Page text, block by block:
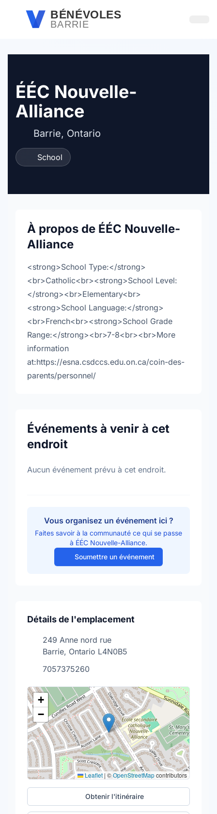
Passer au contenu principal
BÉNÉVOLES
BARRIE
ÉÉC Nouvelle-
Alliance
Barrie, Ontario
School
À propos de ÉÉC Nouvelle-
Alliance
<strong>School Type:</strong>
<br>Catholic<br><strong>School Level:
</strong><br>Elementary<br>
<strong>School Language:</strong>
<br>French<br><strong>School Grade
Range:</strong><br>7-8<br><br>More
information
at:https://esna.csdccs.edu.on.ca/coin-des-
parents/personnel/
Événements à venir à cet
endroit
Aucun événement prévu à cet endroit.
Vous organisez un événement ici ?
Faites savoir à la communauté ce qui se passe
à ÉÉC Nouvelle-Alliance.
Soumettre un événement
Détails de l'emplacement
249 Anne nord rue
Barrie, Ontario L4N0B5
7057375260
+
−
Leaflet | ©OpenStreetMapcontributors
Obtenir l'itinéraire